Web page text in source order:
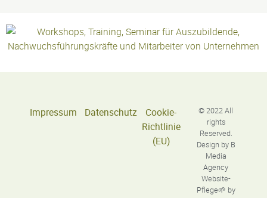
Impressum Datenschutz
Cookie-
Richtlinie
(EU)
© 2022 All
rights
Reserved.
Design by B
Media
Agency
Website-
Pflege🌱 by